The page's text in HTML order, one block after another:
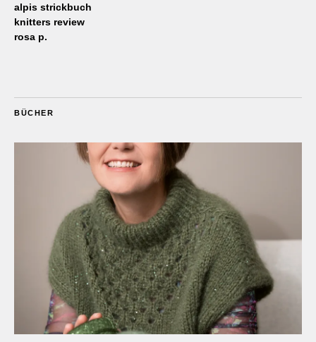
alpis strickbuch
knitters review
rosa p.
BÜCHER